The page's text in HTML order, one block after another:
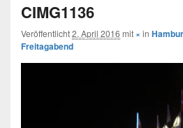
CIMG1136
Veröffentlicht2. April 2016 mit × in
Freitagabend